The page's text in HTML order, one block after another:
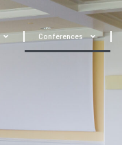
Conférences